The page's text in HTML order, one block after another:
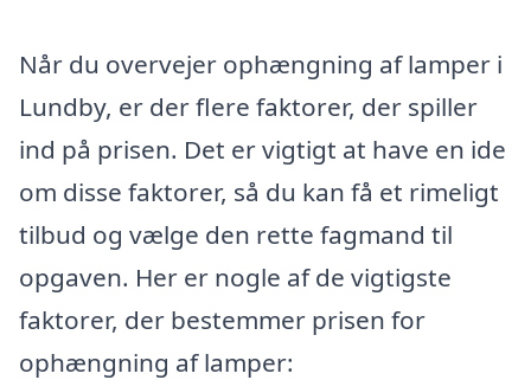
Når du overvejer ophængning af lamper i
Lundby, er der flere faktorer, der spiller
ind på prisen. Det er vigtigt at have en ide
om disse faktorer, så du kan få et rimeligt
tilbud og vælge den rette fagmand til
opgaven. Her er nogle af de vigtigste
faktorer, der bestemmer prisen for
ophængning af lamper: